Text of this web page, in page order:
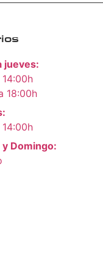
jueves:
18:00h
y Domingo: